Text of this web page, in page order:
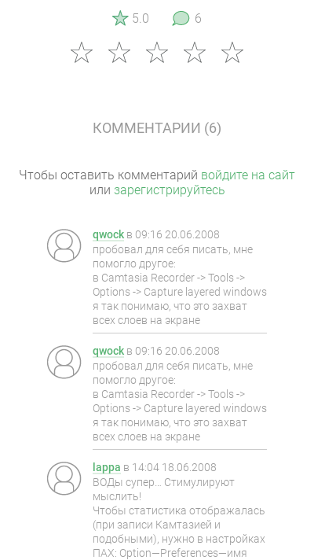
5.0 6
КОММЕНТАРИИ (6)
Чтобы оставить комментарий войдите на сайт
или зарегистрируйтесь
qwock в 09:16 20.06.2008
пробовал для себя писать, мне
помогло другое:
в Camtasia Recorder -> Tools ->
Options -> Capture layered windows
я так понимаю, что это захват
всех слоев на экране
qwock в 09:16 20.06.2008
пробовал для себя писать, мне
помогло другое:
в Camtasia Recorder -> Tools ->
Options -> Capture layered windows
я так понимаю, что это захват
всех слоев на экране
lappa в 14:04 18.06.2008
ВОДы супер… Стимулируют
мыслить!
Чтобы статистика отображалась
(при записи Камтазией и
подобными), нужно в настройках
ПАХ: Option—Preferences—имя